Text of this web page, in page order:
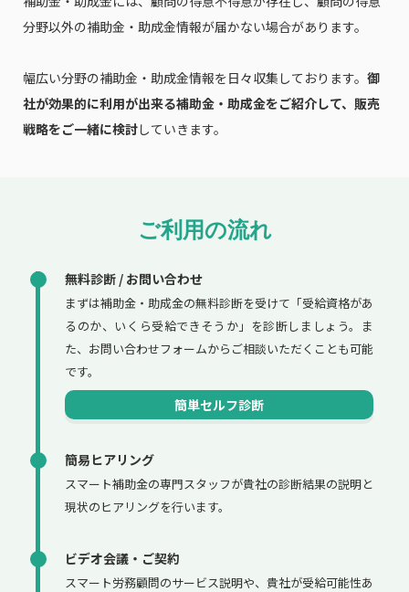
分野以外の補助金・助成金情報が届かない場合があります。
幅広い分野の補助金・助成金情報を日々収集しております。 御
社が効果的に利用が出来る補助金・助成金をご紹介して、販売
戦略をご一緒に検討していきます。
ご利用の流れ
無料診断 / お問い合わせ
まずは補助金・助成金の無料診断を受けて「受給資格があ
るのか、いくら受給できそうか」を診断しましょう。ま
た、お問い合わせフォームからご相談いただくことも可能
です。
簡単セルフ診断
簡易ヒアリング
スマート補助金の専門スタッフが貴社の診断結果の説明と
現状のヒアリングを行います。
ビデオ会議・ご契約
スマート労務顧問のサービス説明や、貴社が受給可能性あ